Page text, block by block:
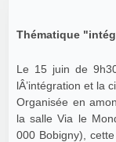
Thématique
Le 15 juin de
lÂ’intégration et la
Organisée en
la salle Via le
000 Bobigny),